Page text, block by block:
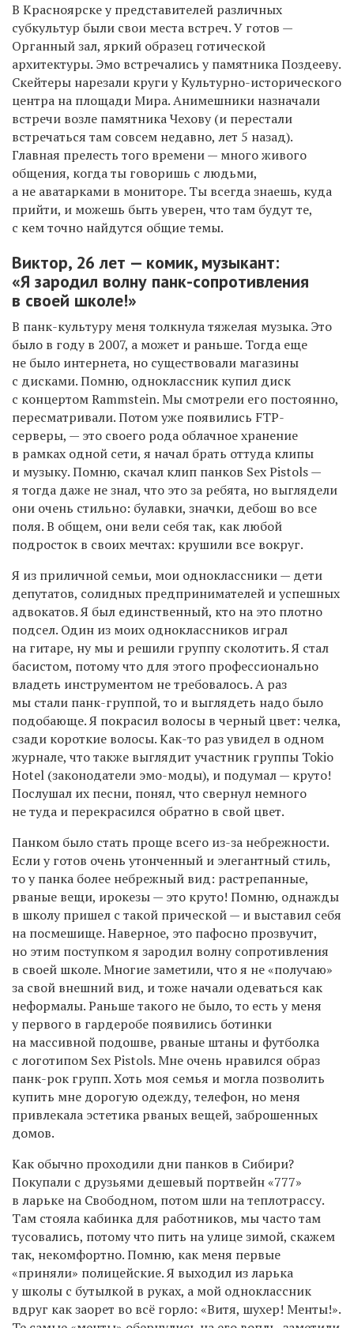
В Красноярске у представителей различных
субкультур были свои места встреч. У готов —
Органный зал, яркий образец готической
архитектуры. Эмо встречались у памятника Поздееву.
Скейтеры нарезали круги у Культурно-исторического
центра на площади Мира. Анимешники назначали
встречи возле памятника Чехову (и перестали
встречаться там совсем недавно, лет 5 назад).
Главная прелесть того времени — много живого
общения, когда ты говоришь с людьми,
а не аватарками в мониторе. Ты всегда знаешь, куда
прийти, и можешь быть уверен, что там будут те,
с кем точно найдутся общие темы.
Виктор, 26 лет — комик, музыкант:
«Я зародил волну панк-сопротивления
в своей школе!»
В панк-культуру меня толкнула тяжелая музыка. Это
было в году в 2007, а может и раньше. Тогда еще
не было интернета, но существовали магазины
с дисками. Помню, одноклассник купил диск
с концертомRammstein. Мы смотрели его постоянно,
пересматривали. Потом уже появились FTP-
серверы, — это своего рода облачное хранение
в рамках одной сети, я начал брать оттуда клипы
и музыку. Помню, скачал клип панков Sex Pistols —
я тогда даже не знал, что это за ребята, но выглядели
они очень стильно: булавки, значки, дебош во все
поля. В общем, они вели себя так, как любой
подросток в своих мечтах: крушили все вокруг.
Я из приличной семьи, мои одноклассники — дети
депутатов, солидных предпринимателей и успешных
адвокатов. Я был единственный, кто на это плотно
подсел. Один из моих одноклассников играл
на гитаре, ну мы и решили группу сколотить. Я стал
басистом, потому что для этого профессионально
владеть инструментом не требовалось.А раз
мы стали панк-группой, то и выглядеть надо было
подобающе.Я покрасил волосы в черный цвет: челка,
сзади короткие волосы. Как-то раз увидел в одном
журнале, что также выглядит участник группы Tokio
Hotel (законодатели эмо-моды), и подумал — круто!
Послушал их песни, понял, что свернул немного
не туда и перекрасился обратно в свой цвет.
Панком было стать проще всего из-за небрежности.
Если у готов очень утонченный и элегантный стиль,
то у панка более небрежный вид: растрепанные,
рваные вещи, ирокезы — это круто! Помню, однажды
в школу пришел с такой прической — и выставил себя
на посмешище. Наверное, это пафосно прозвучит,
но этим поступком я зародил волну сопротивления
в своей школе.Многиезаметили, что я не «получаю»
за свой внешний вид, и тоже начали одеваться как
неформалы. Раньше такого не было, то есть у меня
у первого в гардеробе появились ботинки
на массивной подошве, рваные штаны и футболка
с логотипом Sex Pistols.Мне очень нравился образ
панк-рок групп. Хоть моя семья и могла позволить
купить мне дорогую одежду, телефон, но меня
привлекала эстетика рваных вещей, заброшенных
домов.
Как обычно проходили дни панков в Сибири?
Покупали с друзьями дешевый портвейн «777»
в ларьке на Свободном, потом шли на теплотрассу.
Там стояла кабинка для работников, мычасто там
тусовались, потому что пить на улице зимой, скажем
так, некомфортно.Помню, как меня первые
«приняли» полицейские.Я выходил из ларька
ушколы с бутылкой в руках, а мой одноклассник
вдруг как заорет во всё горло: «Витя, шухер! Менты!».